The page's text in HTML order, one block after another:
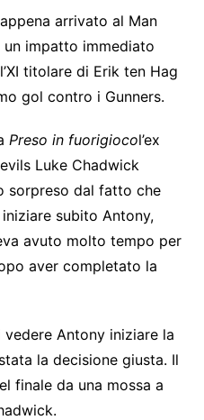
arrivato al Man
un impatto immediato
titolare di Erik ten Hag
gol contro i Gunners.
Preso in fuorigiocol’ex
Luke Chadwick
sorpreso dal fatto che
subito Antony,
avuto molto tempo per
aver completato la
Antony iniziare la
la decisione giusta. Il
finale da una mossa a